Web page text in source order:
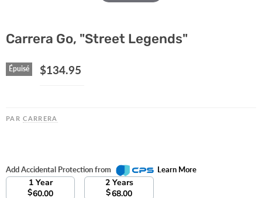
Carrera Go, "Street Legends"
PARCARRERA
Épuisé Prix actuel
$134.95
Add Accidental Protection from Learn More
1 Year
$60.00
2 Years
$68.00